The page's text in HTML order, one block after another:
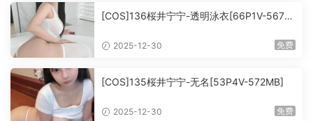
[COS]136桜井宁宁-透明泳衣[66P1V-567M
2025-12-30 免费
[COS]135桜井宁宁-无名[53P4V-572MB]
2025-12-30 免费